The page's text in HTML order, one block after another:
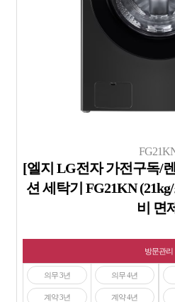
[엘지 LG전자 가전구독/
션 세탁기 FG21KN
비 면제
방문관리
의무 3년
계약 3년
의무 4년
계약 4년